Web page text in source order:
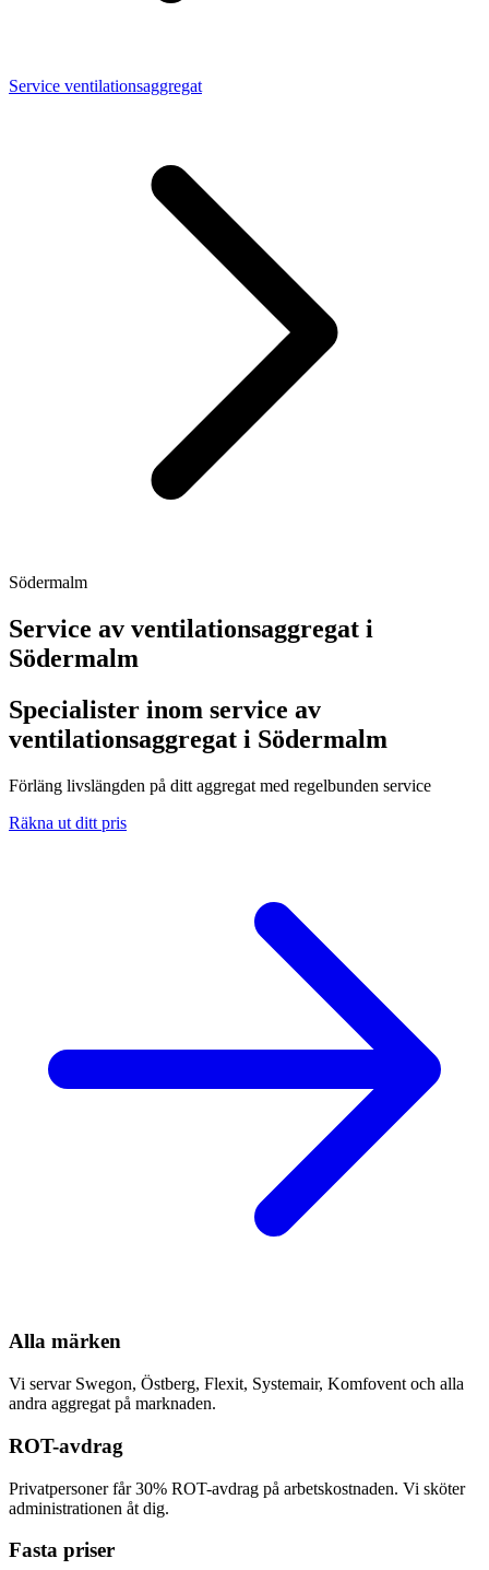
Service ventilationsaggregat
Södermalm
Service av ventilationsaggregat i
Södermalm
Specialister inom service av
ventilationsaggregat i Södermalm
Förläng livslängden på ditt aggregat med regelbunden service
Räkna ut ditt pris
Alla märken
Vi servar Swegon, Östberg, Flexit, Systemair, Komfovent och alla
andra aggregat på marknaden.
ROT-avdrag
Privatpersoner får 30% ROT-avdrag på arbetskostnaden. Vi sköter
administrationen åt dig.
Fasta priser